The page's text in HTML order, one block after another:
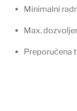
Minimalni
Max.
Preporučena